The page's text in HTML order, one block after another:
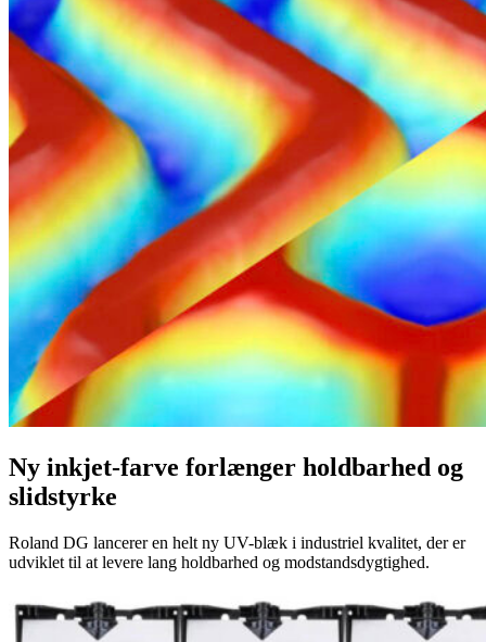
Ny inkjet-farve forlænger holdbarhed og
slidstyrke
Roland DG lancerer en helt ny UV-blæk i industriel kvalitet, der er
udviklet til at levere lang holdbarhed og modstandsdygtighed.